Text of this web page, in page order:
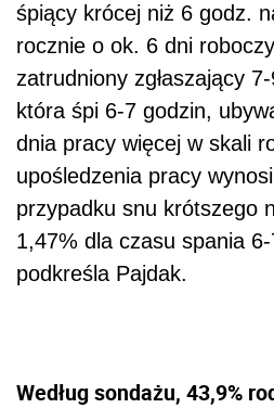
śpiący krócej niż 6 godz.
rocznie o ok. 6 dni
zatrudniony zgłaszający
która śpi 6-7 godzin,
dnia pracy więcej w skali
upośledzenia pracy
przypadku snu krótszego
1,47% dla czasu spania
podkreśla Pajdak.
Według sondażu, 43,9%